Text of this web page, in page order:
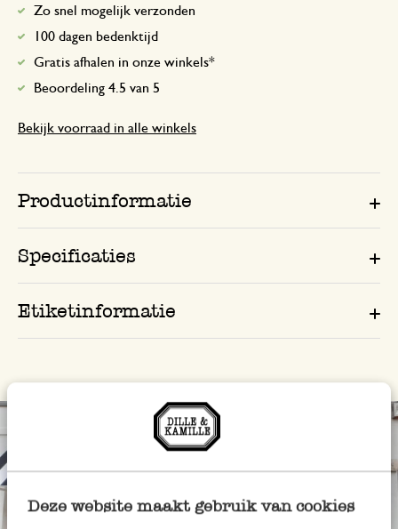
Deze website maakt gebruik van cookies
Zo snel mogelijk verzonden
100 dagen bedenktijd
Gratis afhalen in onze winkels*
Beoordeling 4.5 van 5
Bekijk voorraad in alle winkels
Productinformatie
Specificaties
Etiketinformatie